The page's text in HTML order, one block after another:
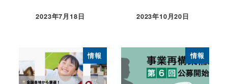
2023年7月18日 2023年10月20日
情報 情報